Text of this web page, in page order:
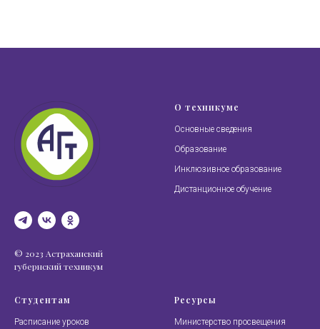
© 2023 Астраханский
губернский техникум
О техникуме
Основные сведения
Образование
Инклюзивное образование
Дистанционное обучение
Студентам
Расписание уроков
Ресурсы
Министерство просвещения